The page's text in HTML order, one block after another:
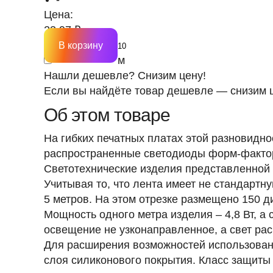
Цена:
23.97 ₽
м
В корзину
Нашли дешевле? Снизим цену!
Если вы найдёте товар дешевле — снизим
Об этом товаре
На гибких печатных платах этой
распространенные светодиоды форм-
Светотехнические изделия
Учитывая то, что лента имеет не
5 метров. На этом отрезке размещено 150
Мощность одного метра изделия – 4,8 Вт, а
освещение не узконаправленное, а свет
Для расширения возможностей
слоя силиконового покрытия. Класс защиты